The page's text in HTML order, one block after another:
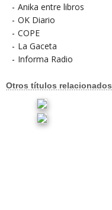
- Anika entre libros
- OK Diario
- COPE
- La Gaceta
- Informa Radio
Otros títulos relacionados